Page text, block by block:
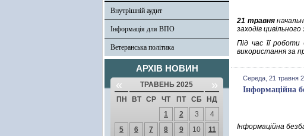
Внутрішній аудит
Інформація для ВПО
Ветеранська політика
АРХІВ НОВИН
« ТРАВЕНЬ 2025 »
ПН ВТ СР ЧТ ПТ СБ
НД
1
2 3
4
5
6 7 8 9 10
11
21 травня
заходів
Під час її
використання за
Середа, 21 травня
Інформаційна
Інформаційна